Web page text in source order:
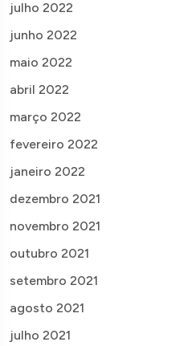
julho 2022
junho 2022
maio 2022
abril 2022
março 2022
fevereiro 2022
janeiro 2022
dezembro 2021
novembro 2021
outubro 2021
setembro 2021
agosto 2021
julho 2021